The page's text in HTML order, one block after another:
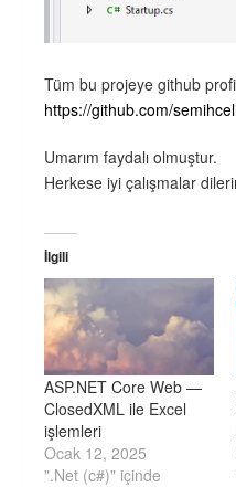
Tüm bu projeye github
https://github.com/
Umarım faydalı olmuştur.
Herkese iyi çalışmalar
İlgili
ASP.NET Core Web —
ClosedXML ile Excel
işlemleri
Ocak 12, 2025
".Net (c#)" içinde